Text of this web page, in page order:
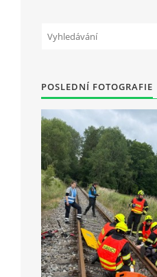
POSLEDNÍ FOTOGRAFIE